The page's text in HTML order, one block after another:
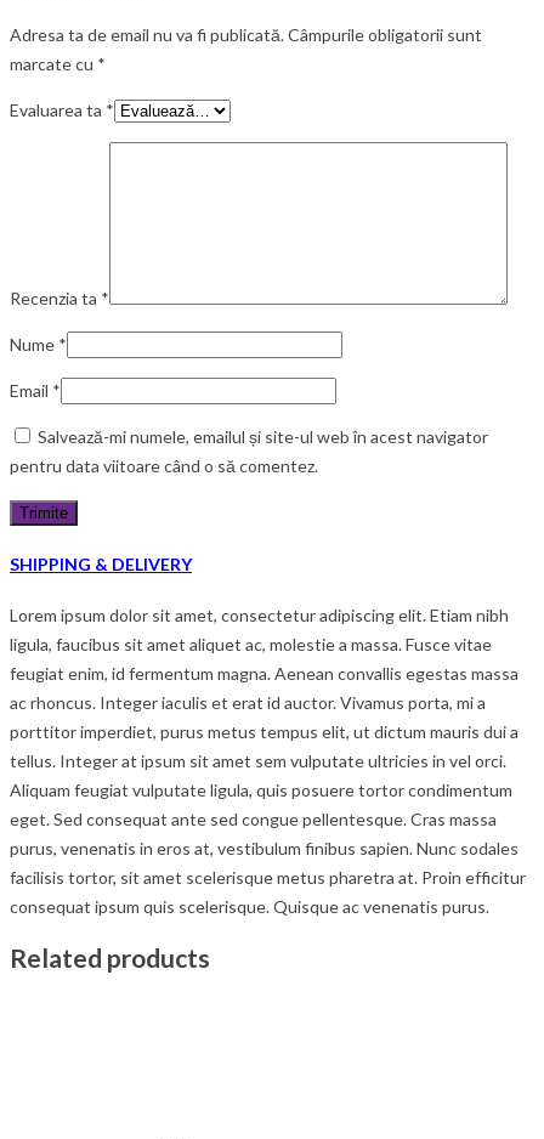
Adresa ta de email nu va fi publicată.Câmpurile obligatorii sunt
marcate cu *
Evaluarea ta *
Recenzia ta *
Nume *
Email *
Salvează-mi numele, emailul și site-ul web în acest navigator
pentru data viitoare când o să comentez.
SHIPPING & DELIVERY
Lorem ipsum dolor sit amet, consectetur adipiscing elit. Etiam nibh
ligula, faucibus sit amet aliquet ac, molestie a massa. Fusce vitae
feugiat enim, id fermentum magna. Aenean convallis egestas massa
ac rhoncus. Integer iaculis et erat id auctor. Vivamus porta, mi a
porttitor imperdiet, purus metus tempus elit, ut dictum mauris dui a
tellus. Integer at ipsum sit amet sem vulputate ultricies in vel orci.
Aliquam feugiat vulputate ligula, quis posuere tortor condimentum
eget. Sed consequat ante sed congue pellentesque. Cras massa
purus, venenatis in eros at, vestibulum finibus sapien. Nunc sodales
facilisis tortor, sit amet scelerisque metus pharetra at. Proin efficitur
consequat ipsum quis scelerisque. Quisque ac venenatis purus.
Related products